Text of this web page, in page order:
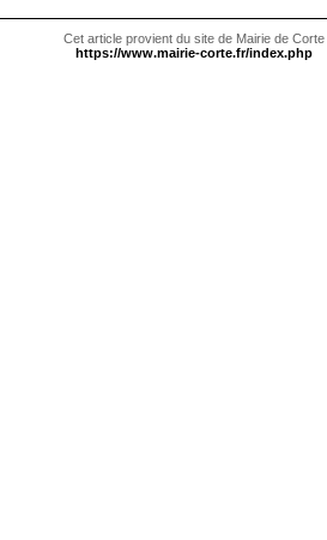
Cet article provient du site de Mairie de Corte
https://www.mairie-corte.fr/index.php